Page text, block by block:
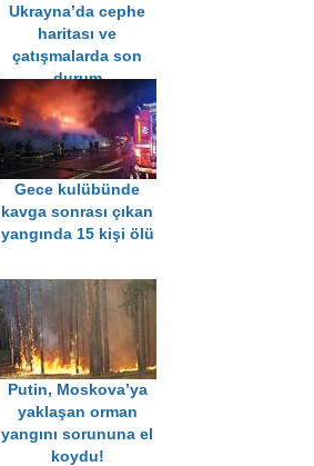
Ukrayna’da cephe
haritası ve
çatışmalarda son
durum
Gece kulübünde
kavga sonrası çıkan
yangında 15 kişi ölü
Putin, Moskova’ya
yaklaşan orman
yangını sorununa el
koydu!